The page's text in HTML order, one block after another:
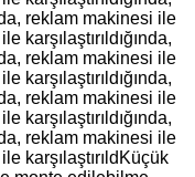
reklam makinesi ile
karşılaştırıldığında,
reklam makinesi ile
karşılaştırıldığında,
reklam makinesi ile
karşılaştırıldığında,
reklam makinesi ile
karşılaştırıldKüçük